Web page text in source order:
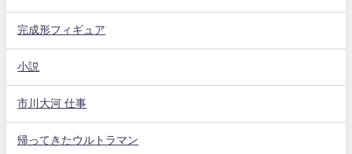
完成形フィギュア
小説
市川大河 仕事
帰ってきたウルトラマン